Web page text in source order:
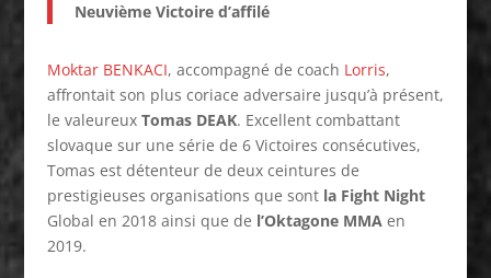
Neuvième Victoire d’affilé
Moktar BENKACI, accompagné de coach Lorris,
affrontait son plus coriace adversaire jusqu’à présent,
le valeureux Tomas DEAK. Excellent combattant
slovaque sur une série de 6 Victoires consécutives,
Tomas est détenteur de deux ceintures de
prestigieuses organisations que sontla Fight Night
Global en 2018 ainsi que de l’Oktagone MMAen
2019.